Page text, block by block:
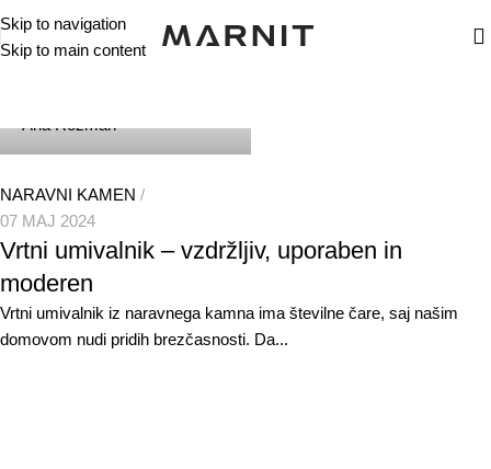
Skip to navigation
Skip to main content
Ana Rozman
NARAVNI KAMEN
07 MAJ 2024
Vrtni umivalnik – vzdržljiv, uporaben in
moderen
Vrtni umivalnik iz naravnega kamna ima številne čare, saj našim
domovom nudi pridih brezčasnosti. Da...